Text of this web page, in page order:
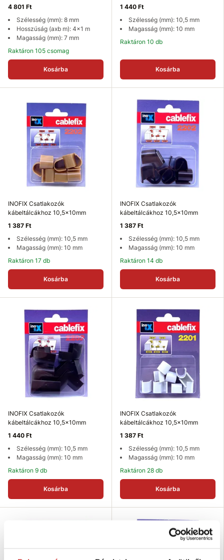
4 801 Ft
Szélesség (mm): 8 mm
Hosszúság (axb m): 4x1 m
Magasság (mm): 7 mm
Raktáron 105 csomag
Kosárba
1 440 Ft
Szélesség (mm): 10,5 mm
Magasság (mm): 10 mm
Raktáron 10 db
Kosárba
INOFIX Csatlakozók
kábeltálcákhoz 10,5x10mm
1 387 Ft
Szélesség (mm): 10,5 mm
Magasság (mm): 10 mm
Raktáron 17 db
Kosárba
INOFIX Csatlakozók
kábeltálcákhoz 10,5x10mm
1 387 Ft
Szélesség (mm): 10,5 mm
Magasság (mm): 10 mm
Raktáron 14 db
Kosárba
INOFIX Csatlakozók
kábeltálcákhoz 10,5x10mm
1 440 Ft
Szélesség (mm): 10,5 mm
Magasság (mm): 10 mm
Raktáron 9 db
Kosárba
INOFIX Csatlakozók
kábeltálcákhoz 10,5x10mm
1 387 Ft
Szélesség (mm): 10,5 mm
Magasság (mm): 10 mm
Raktáron 28 db
Kosárba